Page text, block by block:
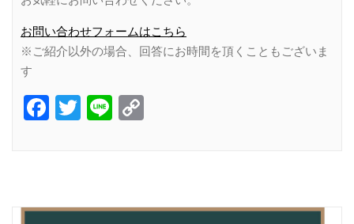
お問い合わせフォームはこちら
※ご紹介以外の場合、回答にお時間を頂くこともございま
す
Facebook
Twitter
Line